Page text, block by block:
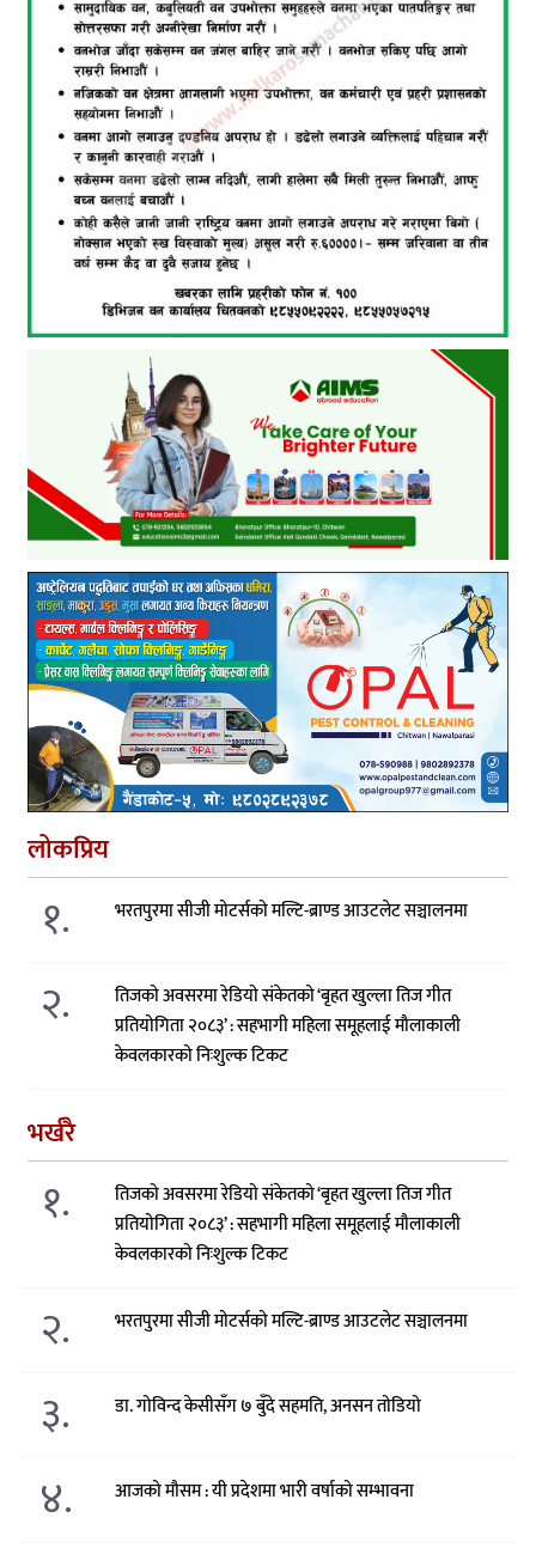
लोकप्रिय
१. भरतपुरमा सीजी मोटर्सको मल्टि-ब्राण्ड आउटलेट सञ्चालनमा
२.
तिजको अवसरमा रेडियो संकेतको ‘बृहत खुल्ला तिज गीत
प्रतियोगिता २०८३’ : सहभागी महिला समूहलाई मौलाकाली
केवलकारको निःशुल्क टिकट
भर्खरै
१.
तिजको अवसरमा रेडियो संकेतको ‘बृहत खुल्ला तिज गीत
प्रतियोगिता २०८३’ : सहभागी महिला समूहलाई मौलाकाली
केवलकारको निःशुल्क टिकट
२. भरतपुरमा सीजी मोटर्सको मल्टि-ब्राण्ड आउटलेट सञ्चालनमा
३. डा. गोविन्द केसीसँग ७ बुँदे सहमति, अनसन तोडियो
४. आजको मौसम : यी प्रदेशमा भारी वर्षाको सम्भावना